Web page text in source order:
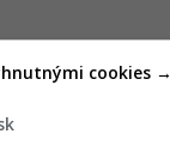
Dvorskej
s autobusom
cookies →